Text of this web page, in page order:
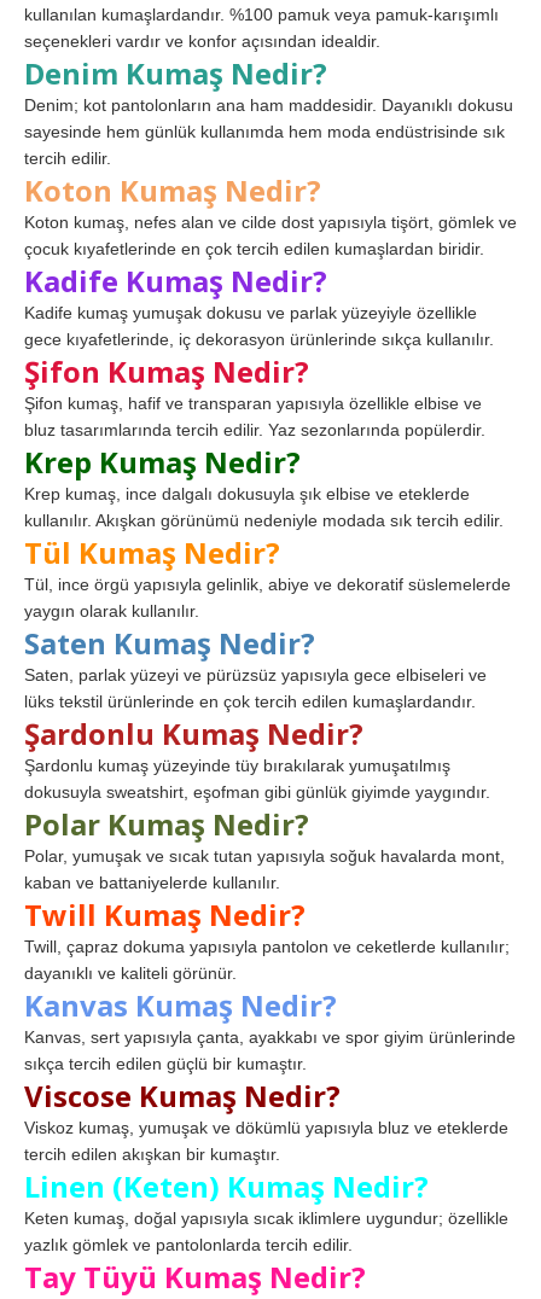
kullanılan kumaşlardandır. %100 pamuk veya pamuk-karışımlı
seçenekleri vardır ve konfor açısından idealdir.
Denim Kumaş Nedir?
Denim; kot pantolonların ana ham maddesidir. Dayanıklı dokusu
sayesinde hem günlük kullanımda hem moda endüstrisinde sık
tercih edilir.
Koton Kumaş Nedir?
Koton kumaş, nefes alan ve cilde dost yapısıyla tişört, gömlek ve
çocuk kıyafetlerinde en çok tercih edilen kumaşlardan biridir.
Kadife Kumaş Nedir?
Kadife kumaş yumuşak dokusu ve parlak yüzeyiyle özellikle
gece kıyafetlerinde, iç dekorasyon ürünlerinde sıkça kullanılır.
Şifon Kumaş Nedir?
Şifon kumaş, hafif ve transparan yapısıyla özellikle elbise ve
bluz tasarımlarında tercih edilir. Yaz sezonlarında popülerdir.
Krep Kumaş Nedir?
Krep kumaş, ince dalgalı dokusuyla şık elbise ve eteklerde
kullanılır. Akışkan görünümü nedeniyle modada sık tercih edilir.
Tül Kumaş Nedir?
Tül, ince örgü yapısıyla gelinlik, abiye ve dekoratif süslemelerde
yaygın olarak kullanılır.
Saten Kumaş Nedir?
Saten, parlak yüzeyi ve pürüzsüz yapısıyla gece elbiseleri ve
lüks tekstil ürünlerinde en çok tercih edilen kumaşlardandır.
Şardonlu Kumaş Nedir?
Şardonlu kumaş yüzeyinde tüy bırakılarak yumuşatılmış
dokusuyla sweatshirt, eşofman gibi günlük giyimde yaygındır.
Polar Kumaş Nedir?
Polar, yumuşak ve sıcak tutan yapısıyla soğuk havalarda mont,
kaban ve battaniyelerde kullanılır.
Twill Kumaş Nedir?
Twill, çapraz dokuma yapısıyla pantolon ve ceketlerde kullanılır;
dayanıklı ve kaliteli görünür.
Kanvas Kumaş Nedir?
Kanvas, sert yapısıyla çanta, ayakkabı ve spor giyim ürünlerinde
sıkça tercih edilen güçlü bir kumaştır.
Viscose Kumaş Nedir?
Viskoz kumaş, yumuşak ve dökümlü yapısıyla bluz ve eteklerde
tercih edilen akışkan bir kumaştır.
Linen (Keten) Kumaş Nedir?
Keten kumaş, doğal yapısıyla sıcak iklimlere uygundur; özellikle
yazlık gömlek ve pantolonlarda tercih edilir.
Tay Tüyü Kumaş Nedir?